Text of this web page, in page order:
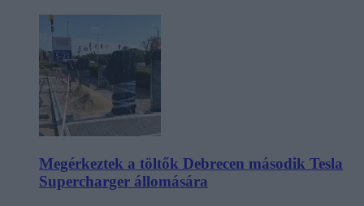
Megérkeztek a töltők Debrecen második Tesla
Supercharger állomására